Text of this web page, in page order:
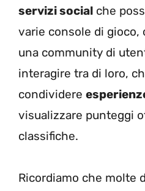
servizi social che
varie console di gioco,
una community di
interagire tra di loro,
condividere
visualizzare punteggi
classifiche.
Ricordiamo che molte